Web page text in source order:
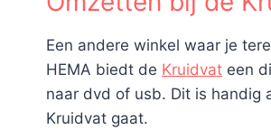
Een andere winkel waar je
HEMA biedt de Kruidvat een
naar dvd of usb. Dit is handig
Kruidvat gaat.